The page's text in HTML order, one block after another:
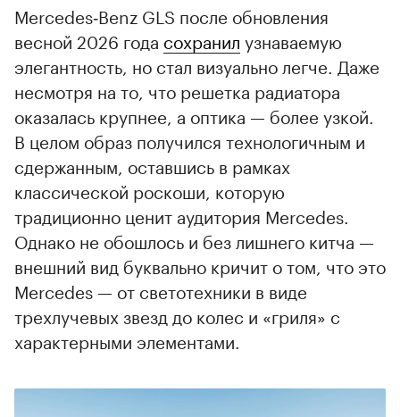
Mercedes‑Benz GLS после обновления
весной 2026 года сохранил узнаваемую
элегантность, но стал визуально легче. Даже
несмотря на то, что решетка радиатора
оказалась крупнее, а оптика — более узкой.
В целом образ получился технологичным и
сдержанным, оставшись в рамках
классической роскоши, которую
традиционно ценит аудитория Mercedes.
Однако не обошлось и без лишнего китча —
внешний вид буквально кричит о том, что это
Mercedes — от светотехники в виде
трехлучевых звезд до колес и «гриля» с
характерными элементами.